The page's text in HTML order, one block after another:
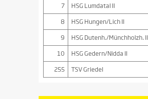
7
HSG Lumdatal II
8
HSG Hungen/Lich II
9
HSG Dutenh./Münchholzh. II
10
HSG Gedern/Nidda II
255
TSV Griedel